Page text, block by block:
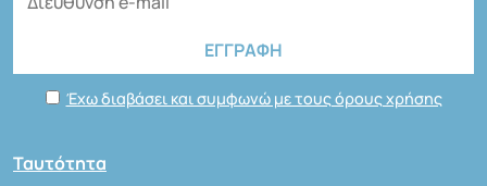
Έχω διαβάσει και συμφωνώ με τους όρους χρήσης
Ταυτότητα